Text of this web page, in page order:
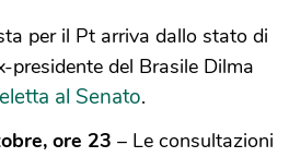
per il Pt arriva dallo stato di
presidente del Brasile Dilma
al Senato.
ore 23 – Le consultazioni